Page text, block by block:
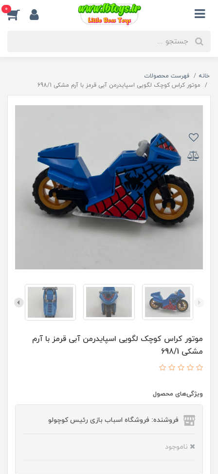
0
خانه
فهرست محصولات
موتور کراس کوچک لگویی اسپایدرمن آبی قرمز با آرم مشکی 698/1
موتور کراس کوچک لگویی اسپایدرمن آبی قرمز با آرم
مشکی 698/1
ویژگی‌های محصول
فروشنده: فروشگاه اسباب بازی رئیس کوچولو
ناموجود